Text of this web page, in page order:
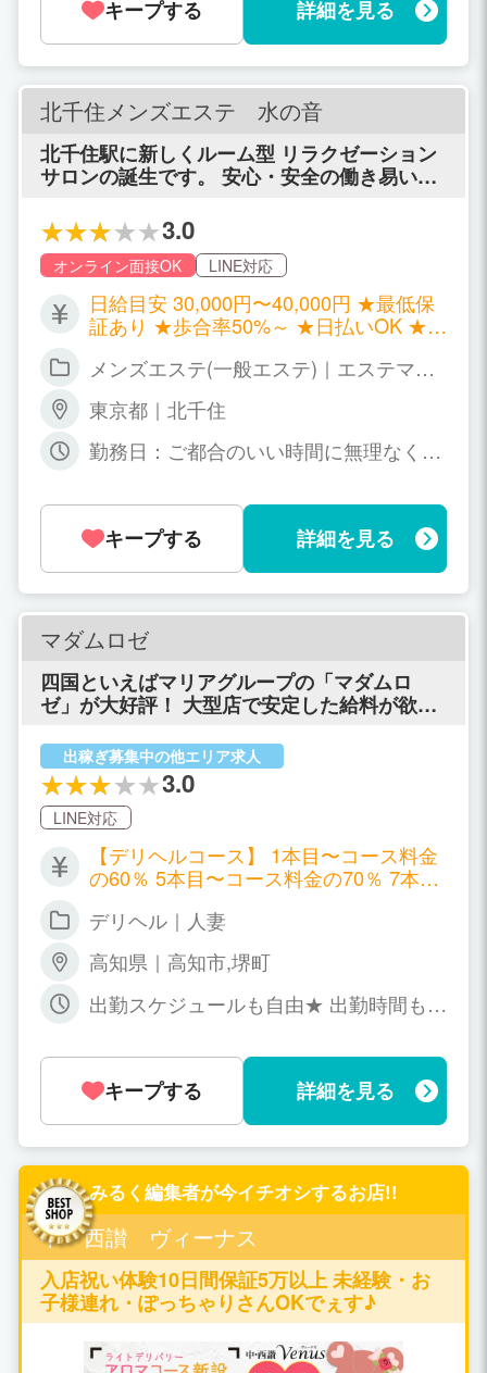
ットに来たりします。 そうなると人数分
の金額が入ってきますので、頑張れば 高
い報酬を手に入れることも可能です。そ
うなると人数分の金額が入ってきますの
で、頑張れば高い報酬を手に入れること
も可能です。
キープする 詳細を見る
北千住メンズエステ 水の音
北千住駅に新しくルーム型 リラクゼーション
サロンの誕生です。 安心・安全の働き易い環
3.0
オンライン面接OK LINE対応
日給目安 30,000円〜40,000円 ★最低保
証あり ★歩合率50%～ ★日払いOK ★交
メンズエステ(一般エステ)｜エステマッ
東京都｜北千住
勤務日：ご都合のいい時間に無理なくお
（自由シフト制）
キープする 詳細を見る
マダムロゼ
四国といえばマリアグループの「マダムロ
ゼ」が大好評！ 大型店で安定した給料が欲し
出稼ぎ募集中の他エリア求人
3.0
LINE対応
【デリヘルコース】 1本目〜コース料金
の60％ 5本目〜コース料金の70％ 7本
です。 【アロマエステ＆マッサージコー
ス】 コース料金の60% オプション料全
額！
デリヘル｜人妻
高知県｜高知市,堺町
出勤スケジュールも自由★ 出勤時間も、
からお仕事して、◯時に上がりたい」と
いう希望を伝えてくださいね♪ 1日だけ
でも、1週間だけでも、全然大丈夫です^
^ スタッフが入店を強要することは一切
ありません。 もしも合わないな、と感じ
た場合は遠慮なくお申し出ください♪
キープする 詳細を見る
みるく編集者が今イチオシするお店!!
中・西讃 ヴィーナス
入店祝い体験10日間保証5万以上 未経験・お
子様連れ・ぽっちゃりさんOKでぇす♪